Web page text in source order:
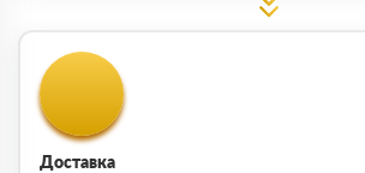
Доставка